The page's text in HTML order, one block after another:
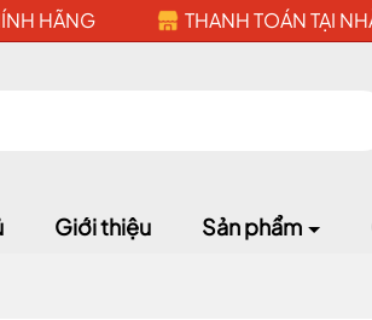
HÃNG THANH TOÁN TẠI
Giới thiệu Sản phẩm